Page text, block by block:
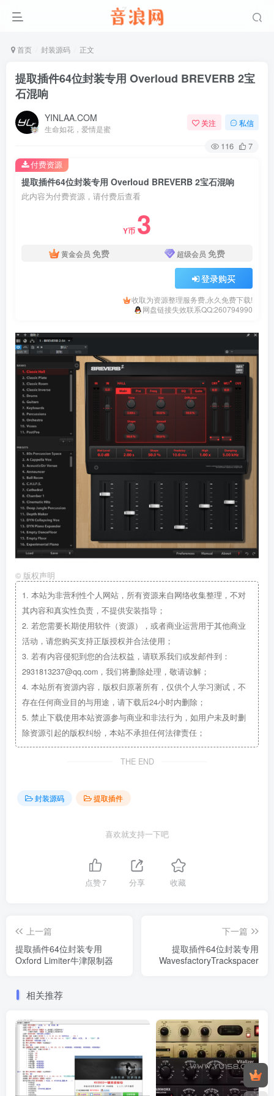
首页 封装源码 正文
提取插件64位封装专用 Overloud BREVERB 2宝
石混响
YINLAA.COM
生命如花，爱情是蜜
关注 私信
116 7
提取插件64位封装专用 Overloud BREVERB 2宝石混响
此内容为付费资源，请付费后查看
Y币 3
黄金会员 免费 超级会员 免费
登录购买
收取为资源整理服务费,永久免费下载!
网盘链接失效联系QQ:260794990
付费资源
© 版权声明
1. 本站为非营利性个人网站，所有资源来自网络收集整理，不对
其内容和真实性负责，不提供安装指导；
2. 若您需要长期使用软件（资源），或者商业运营用于其他商业
活动，请您购买支持正版授权并合法使用；
3. 若有内容侵犯到您的合法权益，请联系我们或发邮件到：
2931813237@qq.com，我们将删除处理，敬请谅解；
4. 本站所有资源内容，版权归原著所有，仅供个人学习测试，不
存在任何商业目的与用途，请下载后24小时内删除；
5. 禁止下载使用本站资源参与商业和非法行为，如用户未及时删
除资源引起的版权纠纷，本站不承担任何法律责任；
THE END
封装源码 提取插件
喜欢就支持一下吧
点赞7 分享 收藏
上一篇
提取插件64位封装专用
Oxford Limiter牛津限制器
下一篇
提取插件64位封装专用
WavesfactoryTrackspacer
相关推荐